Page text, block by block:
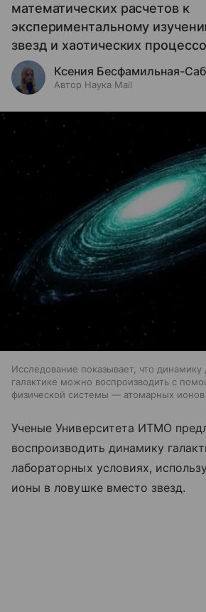
математических расчетов к
экспериментальному
звезд и хаотических
Ксения Бесфамильная-
Автор Наука Mail
Исследование показывает, что динамику
галактике можно воспроизводить с
физической системы — атомарных ионов
Ученые Университета ИТМО
воспроизводить динамику
лабораторных условиях,
ионы в ловушке вместо звезд.